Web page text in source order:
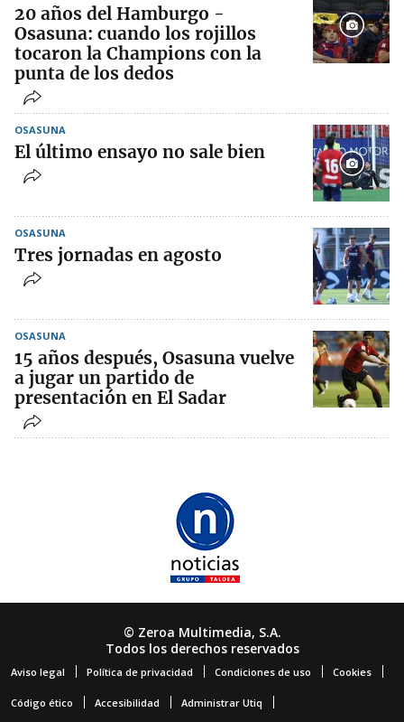
20 años del Hamburgo -
Osasuna: cuando los rojillos
tocaron la Champions con la
punta de los dedos
OSASUNA
El último ensayo no sale bien
OSASUNA
Tres jornadas en agosto
OSASUNA
15 años después, Osasuna vuelve
a jugar un partido de
presentación en El Sadar
© Zeroa Multimedia, S.A.
Todos los derechos reservados
Aviso legal Política de privacidad Condiciones de uso Cookies
Código ético Accesibilidad Administrar Utiq